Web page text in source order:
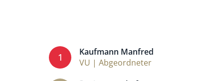
1
Kaufmann Manfred
VU | Abgeordneter